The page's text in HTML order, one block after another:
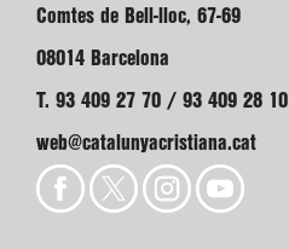
Comtes de Bell-lloc, 67-69
08014 Barcelona
T. 93 409 27 70 / 93 409 28 10
web@catalunyacristiana.cat